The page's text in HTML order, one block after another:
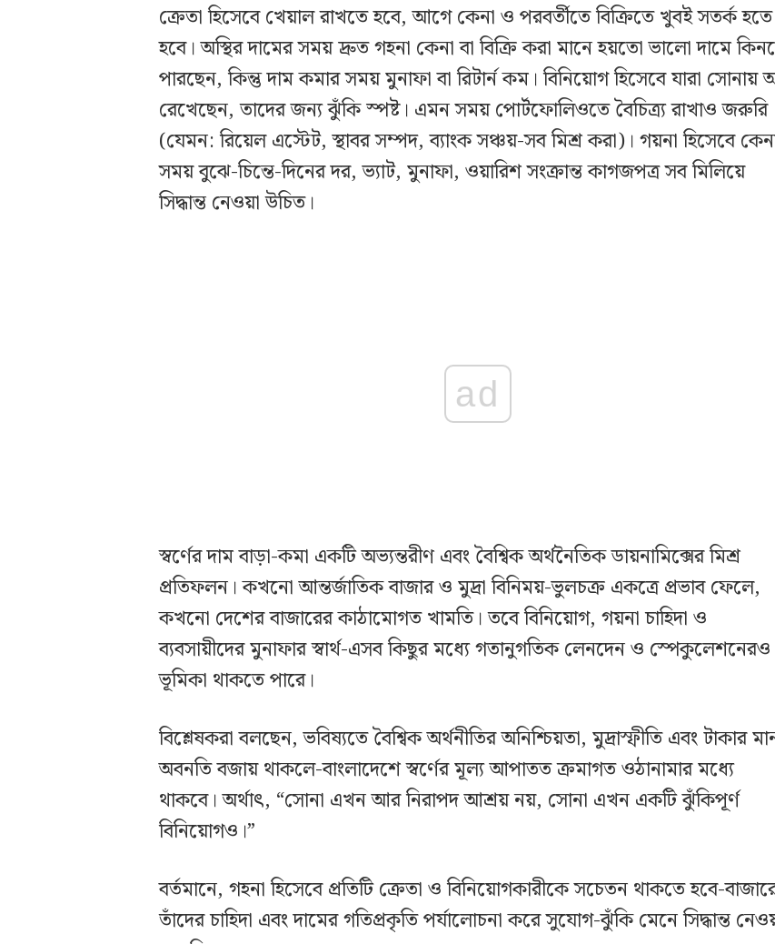
ক্রেতা হিসেবে খেয়াল রাখতে হবে, আগে কেনা ও পরবর্তীতে বিক্রিতে খুবই সতর্ক হতে
হবে। অস্থির দামের সময় দ্রুত গহনা কেনা বা বিক্রি করা মানে হয়তো ভালো দামে
পারছেন, কিন্তু দাম কমার সময় মুনাফা বা রিটার্ন কম। বিনিয়োগ হিসেবে যারা সোনায়
রেখেছেন, তাদের জন্য ঝুঁকি স্পষ্ট। এমন সময় পোর্টফোলিওতে বৈচিত্র্য রাখাও জরুরি
(যেমন: রিয়েল এস্টেট, স্থাবর সম্পদ, ব্যাংক সঞ্চয়-সব মিশ্র করা)। গয়না হিসেবে
সময় বুঝে-চিন্তে-দিনের দর, ভ্যাট, মুনাফা, ওয়ারিশ সংক্রান্ত কাগজপত্র সব মিলিয়ে
সিদ্ধান্ত নেওয়া উচিত।
ad
স্বর্ণের দাম বাড়া-কমা একটি অভ্যন্তরীণ এবং বৈশ্বিক অর্থনৈতিক ডায়নামিক্সের মিশ্র
প্রতিফলন। কখনো আন্তর্জাতিক বাজার ও মুদ্রা বিনিময়-ভুলচক্র একত্রে প্রভাব ফেলে,
কখনো দেশের বাজারের কাঠামোগত খামতি। তবে বিনিয়োগ, গয়না চাহিদা ও
ব্যবসায়ীদের মুনাফার স্বার্থ-এসব কিছুর মধ্যে গতানুগতিক লেনদেন ও স্পেকুলেশনেরও
ভূমিকা থাকতে পারে।
বিশ্লেষকরা বলছেন, ভবিষ্যতে বৈশ্বিক অর্থনীতির অনিশ্চিয়তা, মুদ্রাস্ফীতি এবং টাকার
অবনতি বজায় থাকলে-বাংলাদেশে স্বর্ণের মূল্য আপাতত ক্রমাগত ওঠানামার মধ্যে
থাকবে। অর্থাৎ, “সোনা এখন আর নিরাপদ আশ্রয় নয়, সোনা এখন একটি ঝুঁকিপূর্ণ
বিনিয়োগও।”
বর্তমানে, গহনা হিসেবে প্রতিটি ক্রেতা ও বিনিয়োগকারীকে সচেতন থাকতে হবে-
তাঁদের চাহিদা এবং দামের গতিপ্রকৃতি পর্যালোচনা করে সুযোগ-ঝুঁকি মেনে সিদ্ধান্ত